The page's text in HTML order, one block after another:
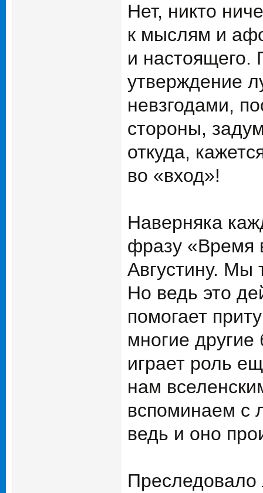
Нет, никто
к мыслям и
и настоящего.
утверждение
невзгодами,
стороны,
откуда,
во «вход»!
Наверняка
фразу «Время
Августину. Мы
Но ведь это
помогает
многие другие
играет роль
нам
вспоминаем с
ведь и оно